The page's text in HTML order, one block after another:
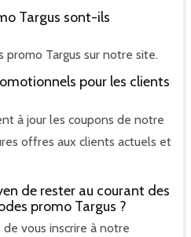
Targus sont-ils
Targus sur notre site.
pour les clients
à jour les coupons de notre
offres aux clients actuels et
de rester au courant des
promo Targus ?
vous inscrire à notre